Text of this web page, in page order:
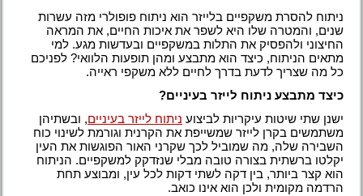
ניתוח להסרת משקפיים בלייזר הוא ניתוח פופולרי מזה עשרות
שנים, והמטרה שלו היא לשפר את איכות החיים, את המראה
החיצוני ולהפסיק את התלות במשקפיים ובעדשות מגע. למי
מתאים הניתוח, כיצד הוא מתבצע ומהן תופעות הלוואי? לפניכם
כל מה שצריך לדעת בדרך לחיים ללא משקפי ראייה.
כיצד מתבצע ניתוח לייזר בעיניים?
ישנן שתי שיטות עיקריות לביצוע ניתוח לייזר בעיניים, ובשתיהן
משתמשים בקרן לייזר שמשייפת את הקרנית וגורמת לשינוי כוח
השבירה שלה, מה שמוביל לכך שקרני האור הפוגשות את העין
יקלטו ברשתית בצורה טובה מבלי שנזדקק למשקפיים. הניתוח
הוא קצר ביותר, בין דקה לשתי דקות לכל עין, ומבוצע תחת
הרדמה מקומית ולכן הוא אינו כואב.